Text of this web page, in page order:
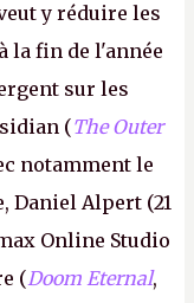
y réduire les
la fin de l'année
sur les
(The Outer
notamment le
Daniel Alpert (21
Online Studio
(Doom Eternal,